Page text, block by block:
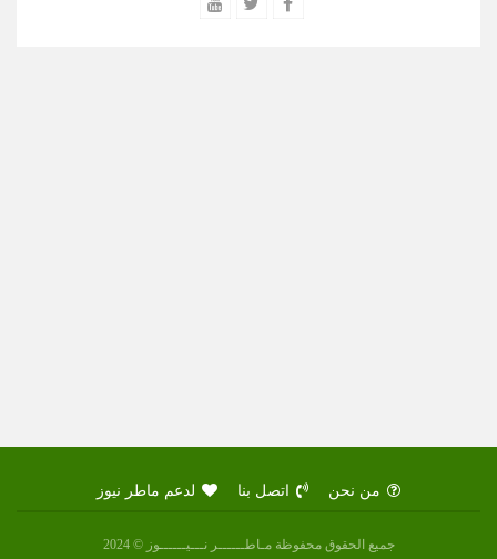
من نحن اتصل بنا لدعم ماطر نيوز
جميع الحقوق محفوظة مـاطــــــر نـــيــــــوز © 2024